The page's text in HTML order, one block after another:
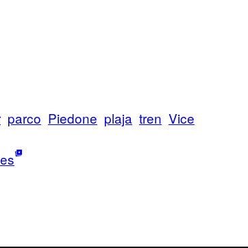
parco Piedone plaja tren Vice